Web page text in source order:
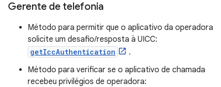
Gerente de telefonia
Método para permitir que o aplicativo da operadora
solicite um desafio/resposta à UICC:
getIccAuthentication
.
Método para verificar se o aplicativo de chamada
recebeu privilégios de operadora: